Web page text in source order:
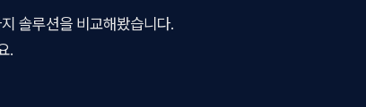
솔루션을 비교해봤습니다.
.